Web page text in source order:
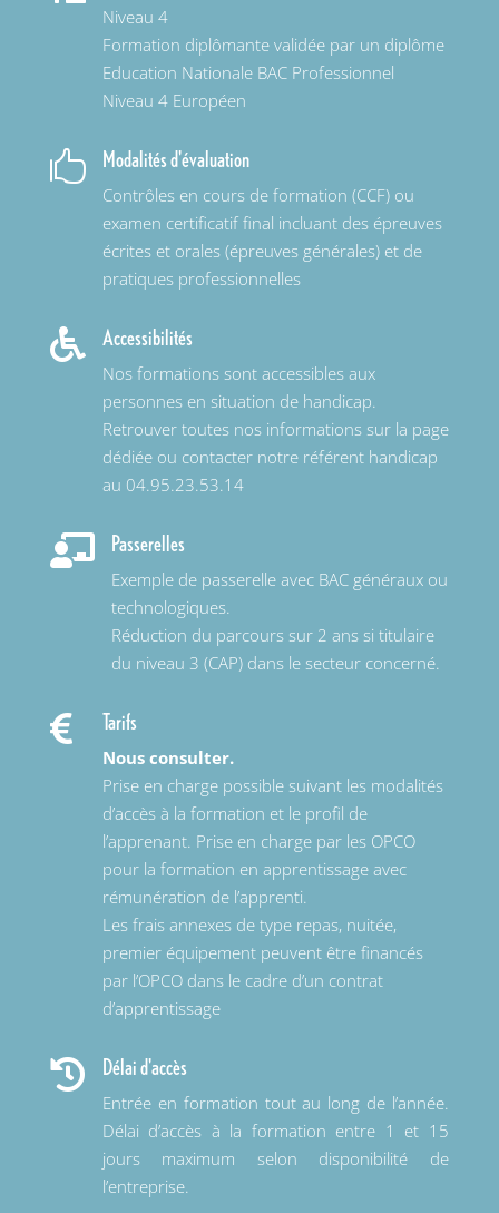
Niveau 4
Formation diplômante validée par un diplôme
Education Nationale BAC Professionnel
Niveau 4 Européen
 Modalités d'évaluation
Contrôles en cours de formation (CCF) ou
examen certificatif final incluant des épreuves
écrites et orales (épreuves générales) et de
pratiques professionnelles
 Accessibilités
Nos formations sont accessibles aux
personnes en situation de handicap.
Retrouver toutes nos informations sur la page
dédiée ou contacter notre référent handicap
au 04.95.23.53.14
 Passerelles
Exemple de passerelle avec BAC généraux ou
technologiques.
Réduction du parcours sur 2 ans si titulaire
du niveau 3 (CAP) dans le secteur concerné.
 Tarifs
Nous consulter.
Prise en charge possible suivant les modalités
d’accès à la formation et le profil de
l’apprenant. Prise en charge par les OPCO
pour la formation en apprentissage avec
rémunération de l’apprenti.
Les frais annexes de type repas, nuitée,
premier équipement peuvent être financés
par l’OPCO dans le cadre d’un contrat
d’apprentissage
 Délai d'accès
Entrée en formation tout au long de l’année.
Délai d’accès à la formation entre 1 et 15
jours maximum selon disponibilité de
l’entreprise.